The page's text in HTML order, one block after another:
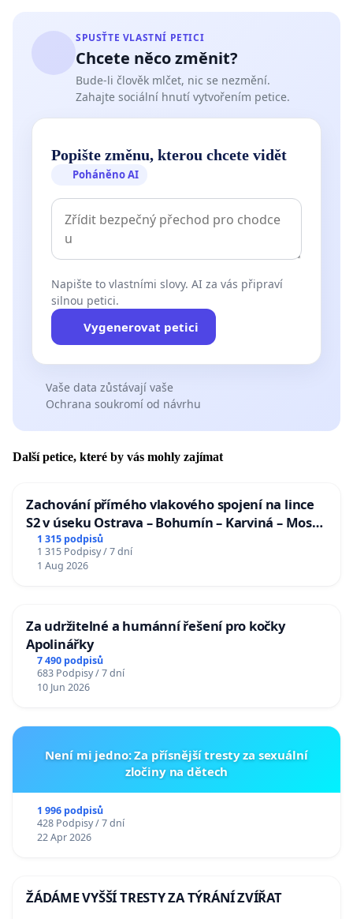
SPUSŤTE VLASTNÍ PETICI
Chcete něco změnit?
Bude-li člověk mlčet, nic se nezmění.
Zahajte sociální hnutí vytvořením petice.
Popište změnu, kterou chcete vidět
Poháněno AI
Napište to vlastními slovy. AI za vás připraví
silnou petici.
Vygenerovat petici
Vaše data zůstávají vaše
Ochrana soukromí od návrhu
Další petice, které by vás mohly zajímat
Zachování přímého vlakového spojení na lince
S2 v úseku Ostrava – Bohumín – Karviná – Mosty
u Jablunkova
1 315 podpisů
1 315 Podpisy / 7 dní
1 Aug 2026
Za udržitelné a humánní řešení pro kočky
Apolinářky
7 490 podpisů
683 Podpisy / 7 dní
10 Jun 2026
Není mi jedno: Za přísnější tresty za sexuální
zločiny na dětech
1 996 podpisů
428 Podpisy / 7 dní
22 Apr 2026
ŽÁDÁME VYŠŠÍ TRESTY ZA TÝRÁNÍ ZVÍŘAT